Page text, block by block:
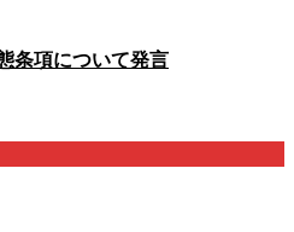
条項について発言